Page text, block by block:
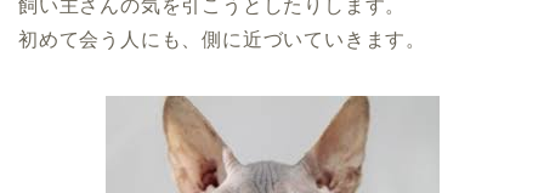
飼い主さんの気を引こうとしたりします。
初めて会う人にも、側に近づいていきます。